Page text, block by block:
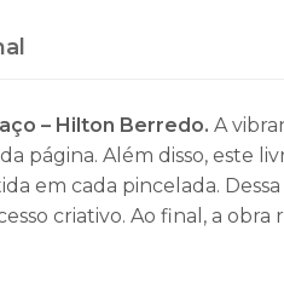
– Hilton Berredo. A
página. Além disso,
em cada pincelada.
criativo. Ao final, a